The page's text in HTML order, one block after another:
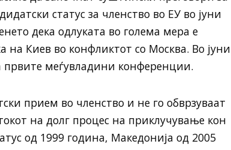
статус за членство во ЕУ во јуни
дека одлуката во голема мера е
Киев во конфликтот со Москва. Во јуни
првите меѓувладини конференции.
прием во членство и не го обврзуваат
на долг процес на приклучување кон
од 1999 година, Македонија од 2005